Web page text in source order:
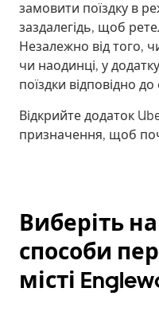
замовити поїздку в
заздалегідь, щоб
Незалежно від того,
чи наодинці, у
поїздки відповідно
Відкрийте додаток
призначення, щоб
Виберіть
способи
місті